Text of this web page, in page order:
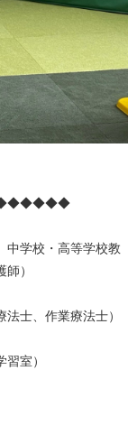
中学校・高等学校教
）
士、作業療法士）
室）